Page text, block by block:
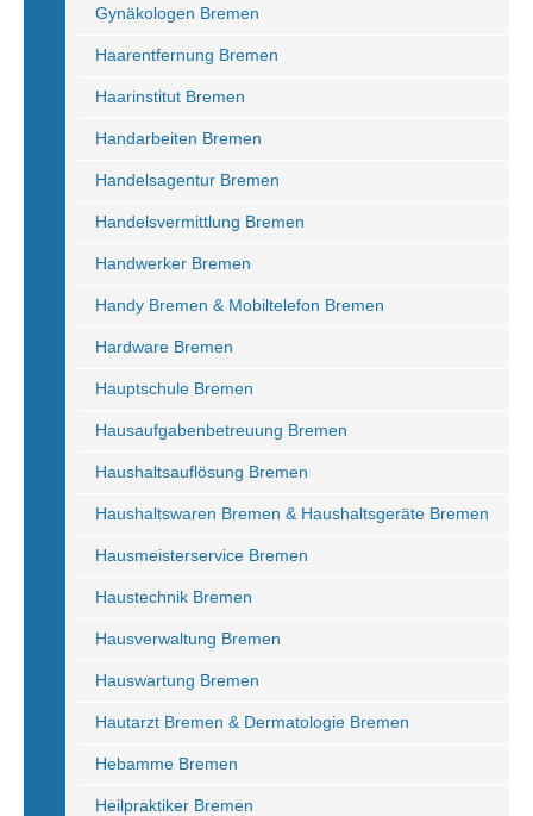
Gynäkologen Bremen
Haarentfernung Bremen
Haarinstitut Bremen
Handarbeiten Bremen
Handelsagentur Bremen
Handelsvermittlung Bremen
Handwerker Bremen
Handy Bremen & Mobiltelefon Bremen
Hardware Bremen
Hauptschule Bremen
Hausaufgabenbetreuung Bremen
Haushaltsauflösung Bremen
Haushaltswaren Bremen & Haushaltsgeräte Bremen
Hausmeisterservice Bremen
Haustechnik Bremen
Hausverwaltung Bremen
Hauswartung Bremen
Hautarzt Bremen & Dermatologie Bremen
Hebamme Bremen
Heilpraktiker Bremen